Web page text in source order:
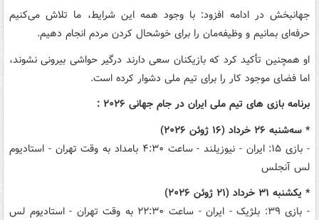
جهانبخش در ادامه افزود: با وجود همه این شرایط، ما تلاش می‌کنیم
حرفه‌ای بمانیم و وظیفه‌مان را برای خوشحال کردن مردم انجام دهیم.
او همچنین تأکید کرد که بازیکنان سعی دارند درگیر حواشی بیرونی نشوند،
اما فضای موجود کار را برای تیم ملی دشوار کرده است.
برنامه بازی های تیم ملی ایران در جام جهانی ۲۰۲۶ :
* سه‌شنبه ۲۶ خرداد (۱۶ ژوئن ۲۰۲۶)
- بازی ۱۵: ایران - نیوزیلند - ساعت ۴:۳۰ بامداد به وقت تهران - استادیوم
لس آنجلس
* یکشنبه ۳۱ خرداد (۲۱ ژوئن ۲۰۲۶)
- بازی ۳۹: بلژیک - ایران - ساعت ۲۲:۳۰ به وقت تهران - استادیوم لس